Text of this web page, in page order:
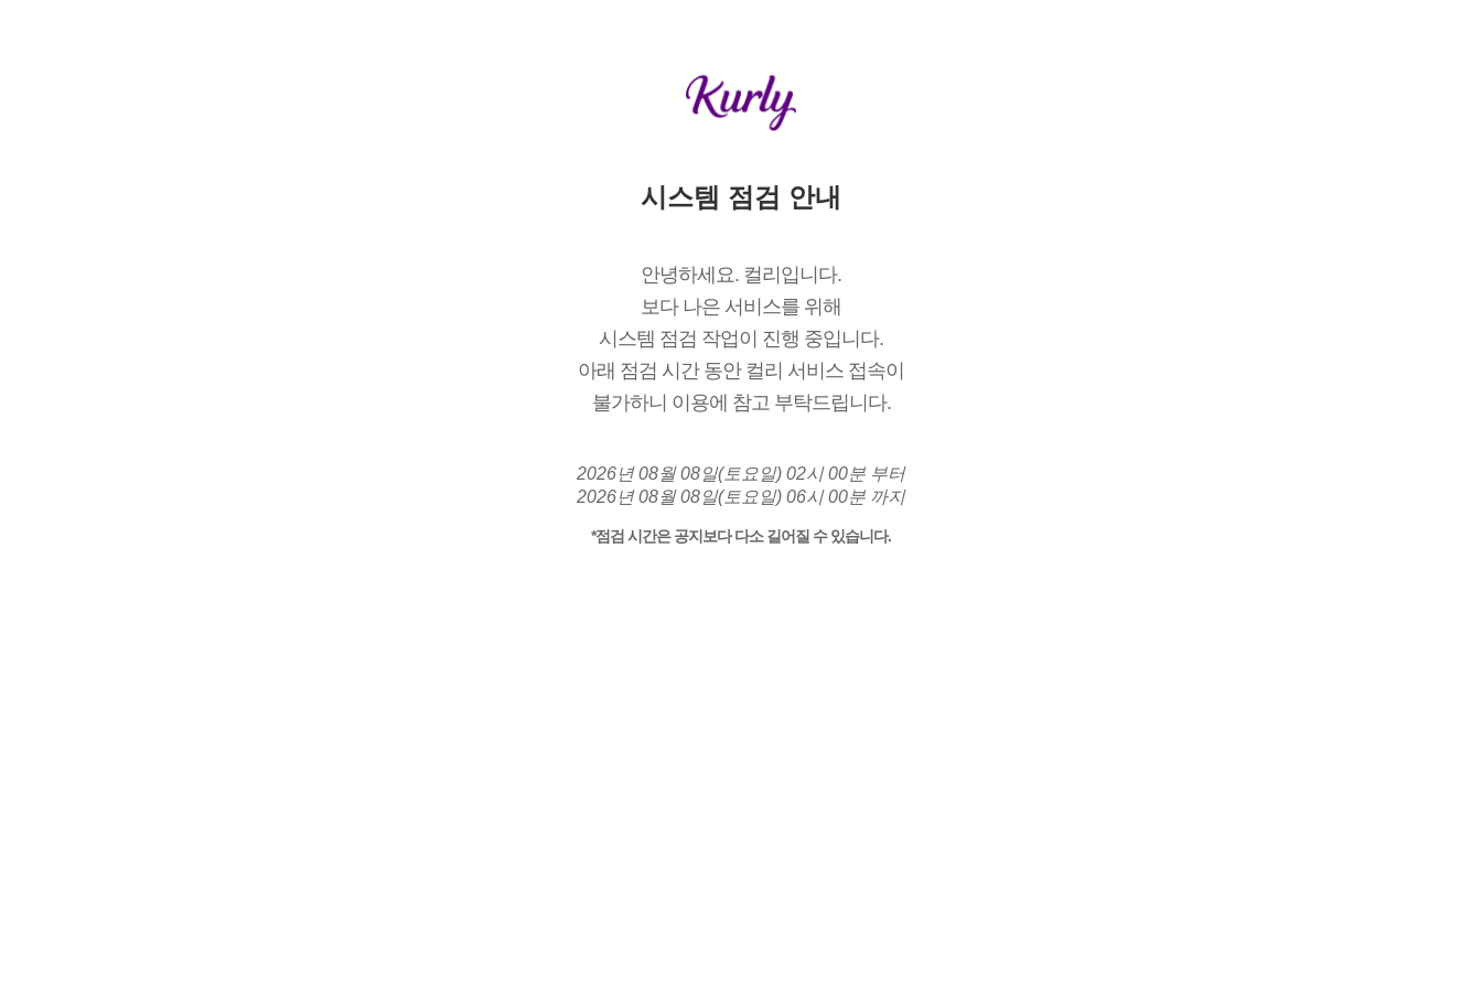
시스템 점검 안내
안녕하세요. 컬리입니다.
보다 나은 서비스를 위해
시스템 점검 작업이 진행 중입니다.
아래 점검 시간 동안 컬리 서비스 접속이
불가하니 이용에 참고 부탁드립니다.
2026년 08월 08일(토요일) 02시 00분 부터
2026년 08월 08일(토요일) 06시 00분 까지
*점검 시간은 공지보다 다소 길어질 수 있습니다.